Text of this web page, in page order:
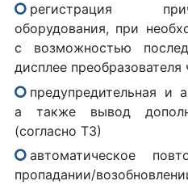
регистрация
оборудования, при
с возможностью
дисплее преобразователя
предупредительная и
а также вывод
(согласно ТЗ)
автоматическое
пропадании/